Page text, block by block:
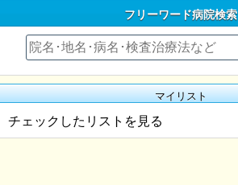
フリーワード病院検索
マイリスト
チェックしたリストを見る